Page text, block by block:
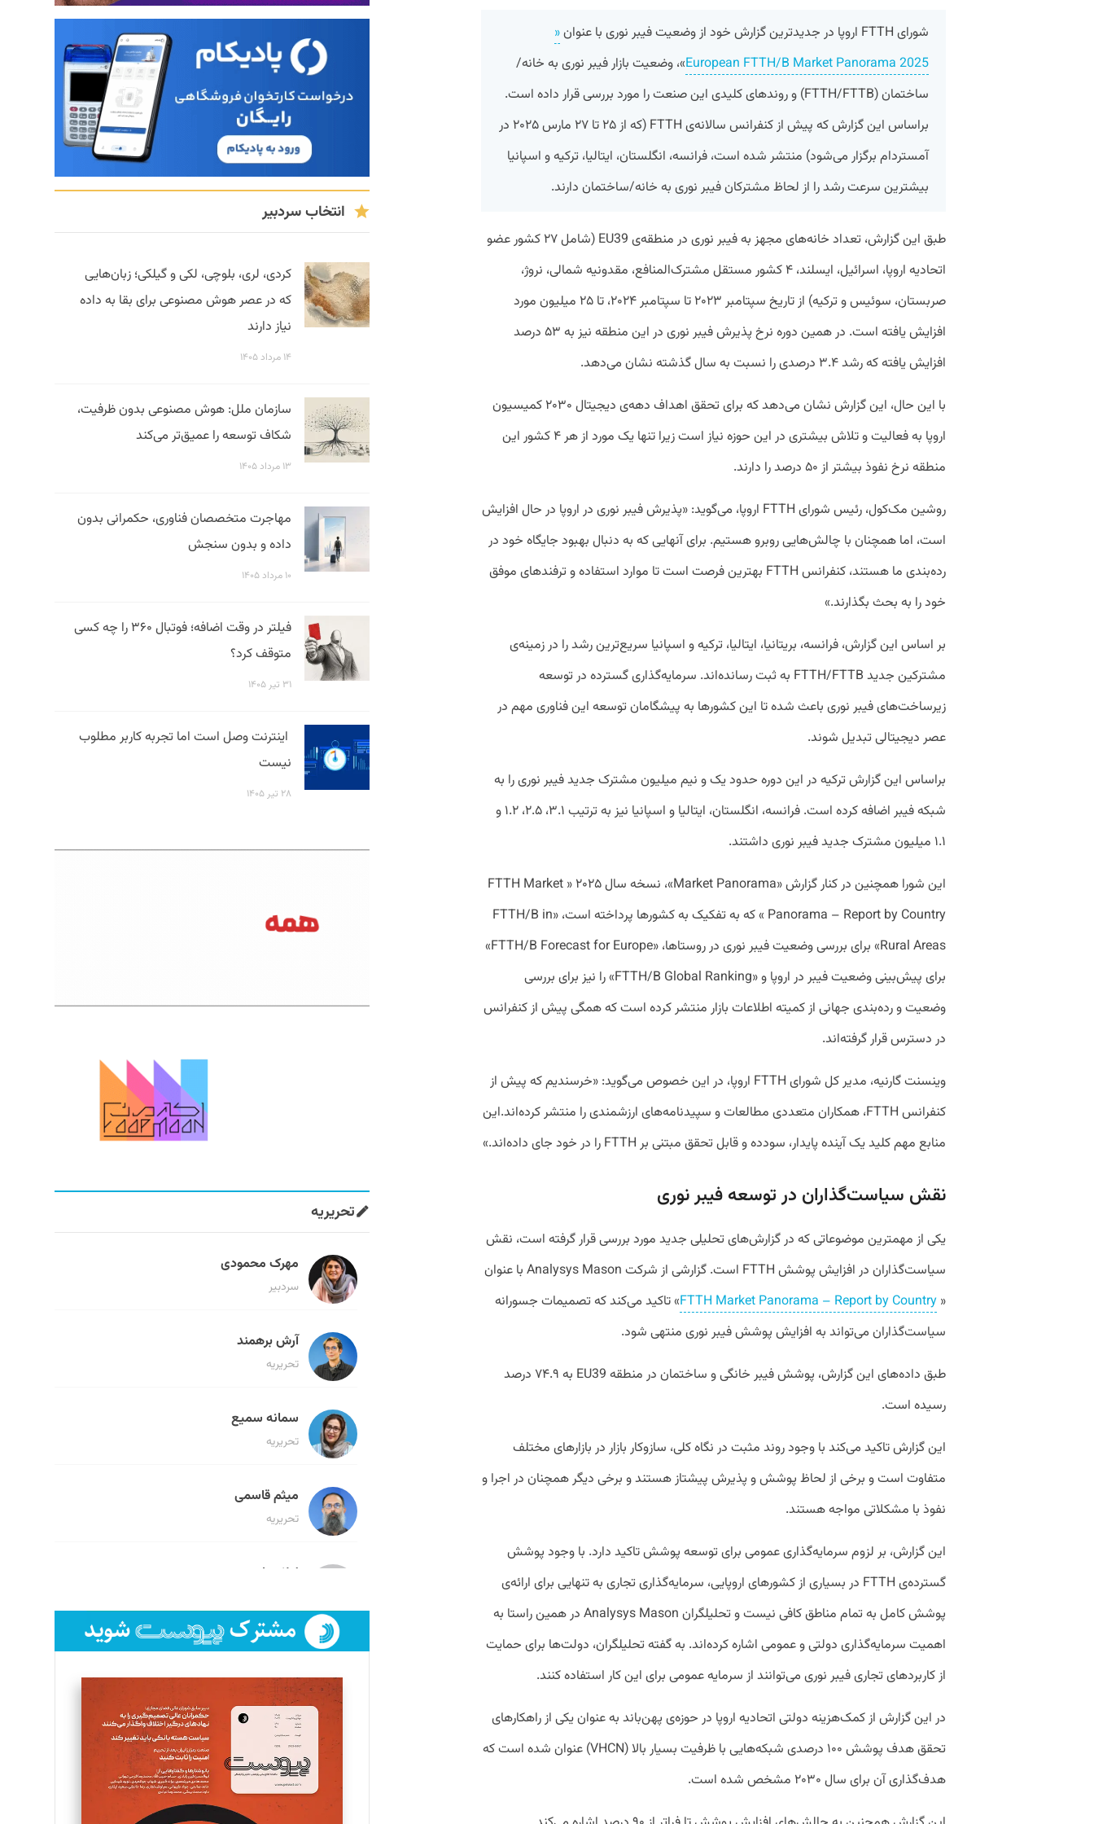
شورای FTTH اروپا در جدیدترین گزارش خود از وضعیت فیبر نوری با عنوان
«
European FTTH/B Market Panorama 2025»، وضعیت بازار فیبر نوری به خانه/
ساختمان (FTTH/FTTB) و روندهای کلیدی این صنعت را مورد بررسی قرار داده است.
براساس این گزارش که پیش از کنفرانس سالانه‌ی FTTH (که از ۲۵ تا ۲۷ مارس ۲۰۲۵ در
آمستردام برگزار می‌شود) منتشر شده است، فرانسه، انگلستان، ایتالیا،‌ ترکیه و اسپانیا
بیشترین سرعت رشد را از لحاظ مشترکان فیبر نوری به خانه/ساختمان دارند.
طبق این گزارش، تعداد خانه‌های مجهز به فیبر نوری در منطقه‌ی EU39 (شامل ۲۷ کشور عضو
اتحادیه اروپا، اسرائیل، ایسلند، ۴ کشور مستقل مشترک‌المنافع، مقدونیه شمالی، نروژ،
صربستان، سوئیس و ترکیه) از تاریخ سپتامبر ۲۰۲۳ تا سپتامبر ۲۰۲۴، تا ۲۵ میلیون مورد
افزایش یافته است. در همین دوره نرخ پذیرش فیبر نوری در این منطقه نیز به ۵۳ درصد
افزایش یافته که رشد ۳.۴ درصدی را نسبت به سال گذشته نشان می‌دهد.
با این حال، این گزارش نشان می‌دهد که برای تحقق اهداف دهه‌ی دیجیتال ۲۰۳۰ کمیسیون
اروپا به فعالیت و تلاش بیشتری در این حوزه نیاز است زیرا تنها یک مورد از هر ۴ کشور این
منطقه نرخ نفوذ بیشتر از ۵۰ درصد را دارند.
روشین مک‌کول، رئیس شورای FTTH اروپا، می‌گوید: «پذیرش فیبر نوری در اروپا در حال افزایش
است، اما همچنان با چالش‌هایی روبرو هستیم. برای آنهایی که به دنبال بهبود جایگاه خود در
رده‌بندی ما هستند، کنفرانس FTTH بهترین فرصت است تا موارد استفاده و ترفند‌های موفق
خود را به بحث بگذارند.»
بر اساس این گزارش، فرانسه، بریتانیا، ایتالیا، ترکیه و اسپانیا سریع‌ترین رشد را در زمینه‌ی
مشترکین جدید FTTH/FTTB به ثبت رسانده‌اند. سرمایه‌گذاری گسترده در توسعه
زیرساخت‌های فیبر نوری باعث شده تا این کشور‌ها به پیشگامان توسعه این فناوری مهم در
عصر دیجیتالی تبدیل شوند.
براساس این گزارش ترکیه در این دوره حدود یک و نیم میلیون مشترک جدید فیبر نوری را به
شبکه فیبر اضافه کرده است. فرانسه، انگلستان، ایتالیا و اسپانیا نیز به ترتیب ۳.۱، ۲.۵، ۱.۲ و
۱.۱ میلیون مشترک جدید فیبر نوری داشتند.
این شورا همچنین در کنار گزارش «Market Panorama»، نسخه سال ۲۰۲۵ « FTTH Market
Panorama – Report by Country » که به تفکیک به کشور‌ها پرداخته است، «FTTH/B in
Rural Areas» برای بررسی وضعیت فیبر نوری در روستا‌ها،‌ «FTTH/B Forecast for Europe»
برای پیش‌بینی وضعیت فیبر در اروپا و «FTTH/B Global Ranking» را نیز برای بررسی
وضعیت و رده‌بندی جهانی از کمیته اطلاعات بازار منتشر کرده است که همگی پیش از کنفرانس
در دسترس قرار گرفته‌اند.
وینسنت گارنیه، مدیر کل شورای FTTH اروپا، در این خصوص می‌گوید: «خرسندیم که پیش از
کنفرانس FTTH، همکاران متعددی مطالعات و سپیدنامه‌های ارزشمندی را منتشر کرده‌اند.این
منابع مهم کلید یک آینده پایدار، سودده و قابل تحقق مبتنی بر FTTH را در خود جای داده‌اند.»
نقش سیاست‌گذاران در توسعه‌ فیبر نوری
یکی از مهمترین موضوعاتی که در گزارش‌های تحلیلی جدید مورد بررسی قرار گرفته است، نقش
سیاست‌گذاران در افزایش پوشش FTTH است. گزارشی از شرکت Analysys Mason با عنوان
«
FTTH Market Panorama – Report by Country» تاکید می‌کند که تصمیمات جسورانه‌
سیاست‌گذاران می‌تواند به افزایش پوشش فیبر نوری منتهی شود.
طبق داده‌های این گزارش، پوشش فیبر خانگی و ساختمان در منطقه EU39 به ۷۴.۹ درصد
رسیده است.
این گزارش تاکید می‌کند با وجود روند مثبت در نگاه کلی، سازوکار بازار در بازارهای مختلف
متفاوت است و برخی از لحاظ پوشش و پذیرش پیشتاز هستند و برخی دیگر همچنان در اجرا و
نفوذ با مشکلاتی مواجه هستند.
این گزارش، بر لزوم سرمایه‌گذاری عمومی برای توسعه پوشش تاکید دارد. با وجود پوشش
گسترده‌ی FTTH در بسیاری از کشورهای اروپایی، سرمایه‌گذاری تجاری به تنهایی برای ارائه‌ی
پوشش کامل به تمام مناطق کافی نیست و تحلیلگران Analysys Mason در همین راستا به
اهمیت سرمایه‌گذاری دولتی و عمومی اشاره کرده‌اند. به گفته تحلیلگران، دولت‌ها برای حمایت
از کاربرد‌های تجاری فیبر نوری می‌توانند از سرمایه عمومی برای این کار استفاده کنند.
در این گزارش از کمک‌هزینه‌ دولتی اتحادیه‌ اروپا در حوزه‌ی پهن‌باند به عنوان یکی از راهکار‌های
تحقق هدف پوشش ۱۰۰ درصدی شبکه‌هایی با ظرفیت بسیار بالا (VHCN) عنوان شده است که
هدف‌گذاری آن برای سال ۲۰۳۰ مشخص شده است.
انتخاب سردبیر
کردی، لری، بلوچی، لکی و گیلکی؛ زبان‌هایی
که در عصر هوش مصنوعی برای بقا به داده
نیاز دارند
۱۴ مرداد ۱۴۰۵
سازمان ملل: هوش مصنوعی بدون ظرفیت،
شکاف توسعه را عمیق‌تر می‌کند
۱۳ مرداد ۱۴۰۵
مهاجرت متخصصان فناوری، حکمرانی بدون
داده و بدون سنجش
۱۰ مرداد ۱۴۰۵
فیلتر در وقت اضافه؛ فوتبال ۳۶۰ را چه کسی
متوقف کرد؟
۳۱ تیر ۱۴۰۵
اینترنت وصل است اما تجربه کاربر مطلوب
نیست
۲۸ تیر ۱۴۰۵
تحریریه
مهرک محمودی
سردبیر
آرش برهمند
تحریریه
سمانه سمیع
تحریریه
میثم قاسمی
تحریریه
لیلا حنارود
فائزه فتحی رستمی
تحریریه
سروش کرمیان
تحریریه
مینا پاکدل